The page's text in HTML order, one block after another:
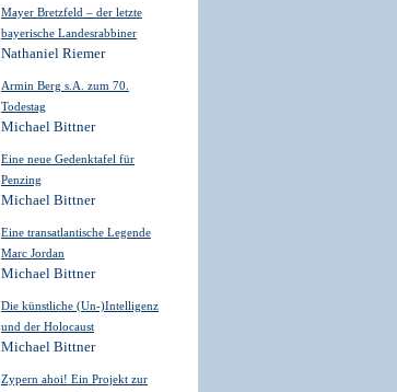
Mayer Bretzfeld – der letzte
bayerische Landesrabbiner
Nathaniel Riemer
Armin Berg s.A. zum 70.
Todestag
Michael Bittner
Eine neue Gedenktafel für
Penzing
Michael Bittner
Eine transatlantische Legende
Marc Jordan
Michael Bittner
Die künstliche (Un-)Intelligenz
und der Holocaust
Michael Bittner
Zypern ahoi! Ein Projekt zur